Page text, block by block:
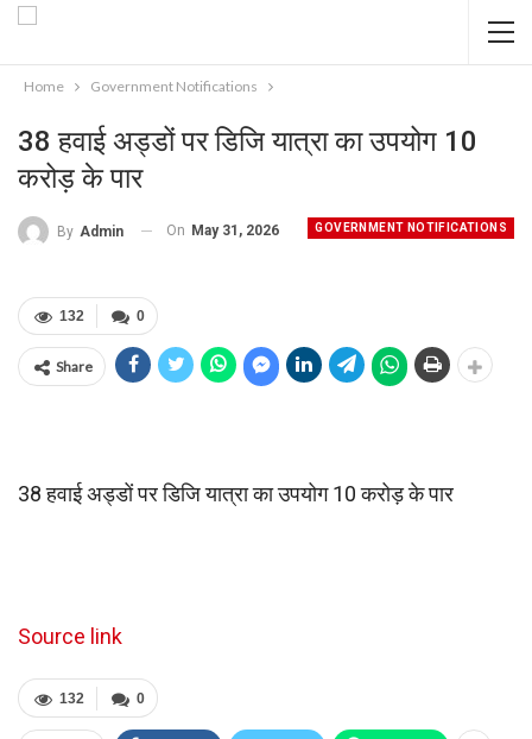
Home Government Notifications
38 हवाई अड्डों पर डिजि यात्रा का उपयोग 10
करोड़ के पार
GOVERNMENT NOTIFICATIONS
By Admin On May 31, 2026
0
132
Share
38 हवाई अड्डों पर डिजि यात्रा का उपयोग 10 करोड़ के पार
Source link
0
132